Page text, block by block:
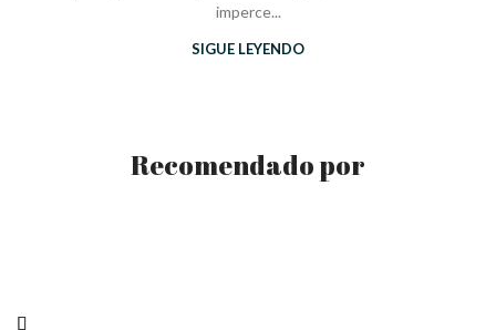
imperce...
SIGUE LEYENDO
Recomendado por